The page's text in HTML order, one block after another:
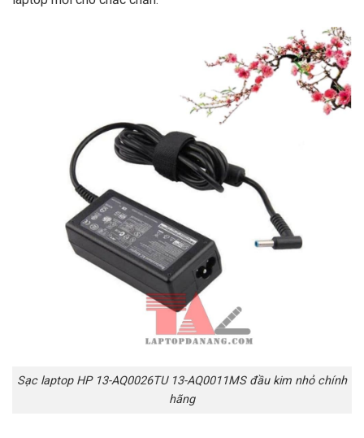
Sạc laptop HP 13-AQ0026TU 13-AQ0011MS đầu kim nhỏ chính
hãng